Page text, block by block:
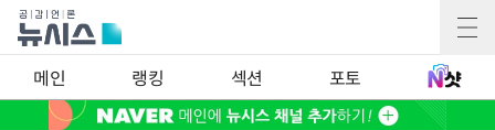
메인 랭킹 섹션 포토